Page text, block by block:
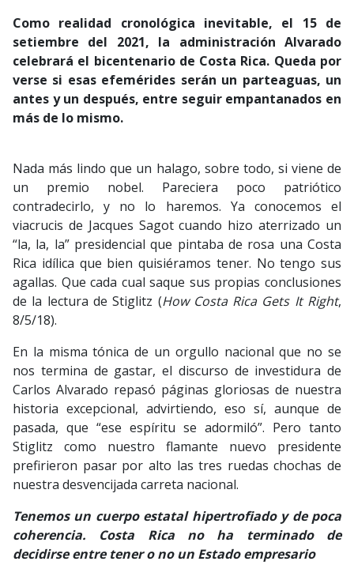
Como realidad cronológica inevitable, el 15 de
setiembre del 2021, la administración Alvarado
celebrará el bicentenario de Costa Rica. Queda por
verse si esas efemérides serán un parteaguas, un
antes y un después, entre seguir empantanados en
más de lo mismo.
Nada más lindo que un halago, sobre todo, si viene de
un premio nobel. Pareciera poco patriótico
contradecirlo, y no lo haremos. Ya conocemos el
viacrucis de Jacques Sagot cuando hizo aterrizado un
“la, la, la” presidencial que pintaba de rosa una Costa
Rica idílica que bien quisiéramos tener. No tengo sus
agallas. Que cada cual saque sus propias conclusiones
de la lectura de Stiglitz (How Costa Rica Gets It Right,
8/5/18).
En la misma tónica de un orgullo nacional que no se
nos termina de gastar, el discurso de investidura de
Carlos Alvarado repasó páginas gloriosas de nuestra
historia excepcional, advirtiendo, eso sí, aunque de
pasada, que “ese espíritu se adormiló”. Pero tanto
Stiglitz como nuestro flamante nuevo presidente
prefirieron pasar por alto las tres ruedas chochas de
nuestra desvencijada carreta nacional.
Tenemos un cuerpo estatal hipertrofiado y de poca
coherencia. Costa Rica no ha terminado de
decidirse entre tener o no un Estado empresario